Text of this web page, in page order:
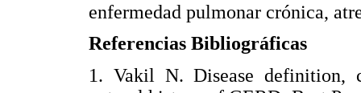
enfermedad pulmonar crónica,
Referencias Bibliográficas
1. Vakil N. Disease definition,